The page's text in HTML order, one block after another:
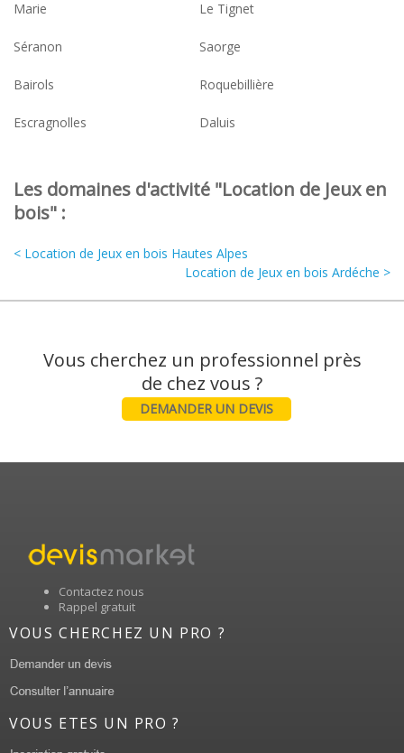
Marie Le Tignet
Séranon Saorge
Bairols Roquebillière
Escragnolles Daluis
Les domaines d'activité "Location de Jeux en
bois" :
< Location de Jeux en bois Hautes Alpes
Location de Jeux en bois Ardéche >
Vous cherchez un professionnel près
DEMANDER UN DEVIS
Contactez nous
Rappel gratuit
VOUS CHERCHEZ UN PRO ?
VOUS ETES UN PRO ?